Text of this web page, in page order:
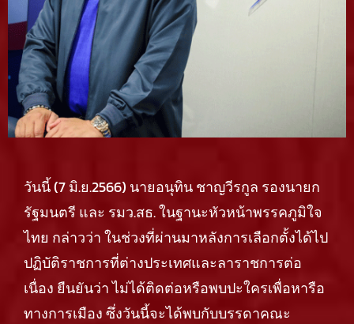
วันนี้ (7 มิ.ย.2566) นายอนุทิน ชาญวีรกูล รองนายก
รัฐมนตรี และ รมว.สธ. ในฐานะหัวหน้าพรรคภูมิใจ
ไทย กล่าวว่า ในช่วงที่ผ่านมาหลังการเลือกตั้งได้ไป
ปฏิบัติราชการที่ต่างประเทศและลาราชการต่อ
เนื่อง ยืนยันว่า ไม่ได้ติดต่อหรือพบปะใครเพื่อหารือ
ทางการเมือง ซึ่งวันนี้จะได้พบกับบรรดาคณะ